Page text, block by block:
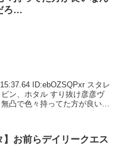
ろ…
ID:ebOZSQPxr スタレ
ン、ホタル すり抜け彦彦ヴ
凸で色々持ってた方が良い
】お前らデイリークエス